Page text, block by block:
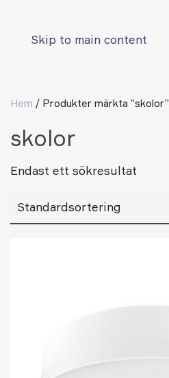
Skip to main content
Hem / Produkter märkta ”skolor”
skolor
Endast ett sökresultat